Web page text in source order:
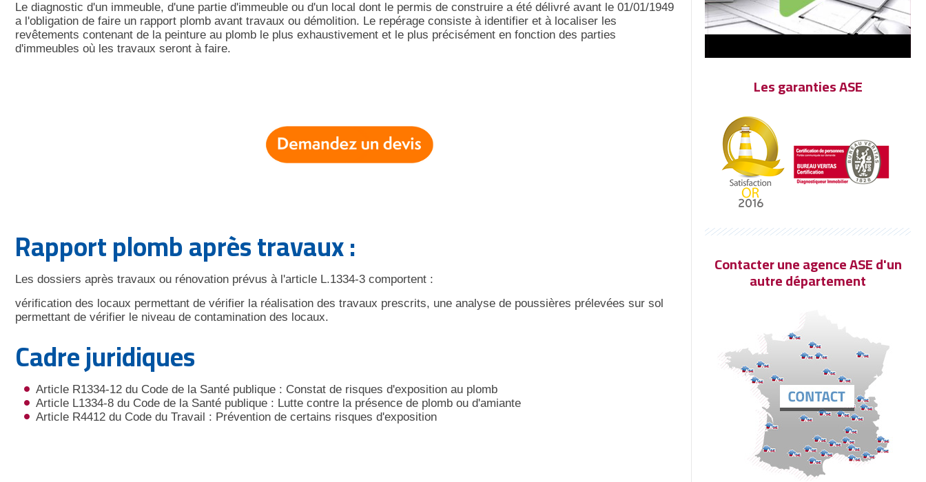
Le diagnostic d'un immeuble, d'une partie d'immeuble ou d'un local dont le permis de construire a été délivré avant le 01/01/1949
a l'obligation de faire un rapport plomb avant travaux ou démolition. Le repérage consiste à identifier et à localiser les
revêtements contenant de la peinture au plomb le plus exhaustivement et le plus précisément en fonction des parties
d'immeubles où les travaux seront à faire.
Rapport plomb après travaux :
Les dossiers après travaux ou rénovation prévus à l'article L.1334-3 comportent :
vérification des locaux permettant de vérifier la réalisation des travaux prescrits, une analyse de poussières prélevées sur sol
permettant de vérifier le niveau de contamination des locaux.
Cadre juridiques
Article R1334-12 du Code de la Santé publique : Constat de risques d'exposition au plomb
Article L1334-8 du Code de la Santé publique : Lutte contre la présence de plomb ou d'amiante
Article R4412 du Code du Travail : Prévention de certains risques d'exposition
Les garanties ASE
Contacter une agence ASE d'un
autre département